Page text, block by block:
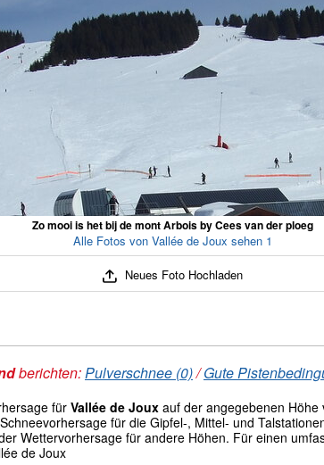
Zo mooi is het bij de mont Arbois by Cees van der ploeg
Alle Fotos von Vallée de Joux sehen 1
Neues Foto Hochladen
berichten:Pulverschnee (0)/Gute
für Vallée de Joux auf der angegebenen
für die Gipfel-, Mittel- und
Wettervorhersage für andere Höhen. Für einen
de Joux